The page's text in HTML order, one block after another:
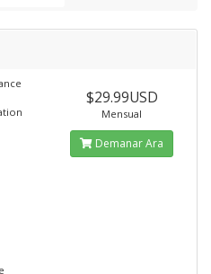
$29.99USD
Mensual
Demanar Ara